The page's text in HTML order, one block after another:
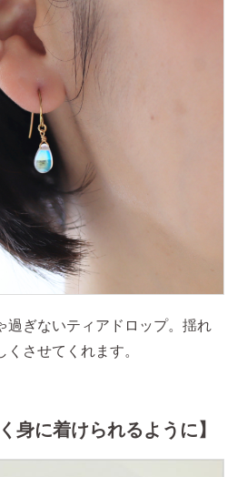
時々更新中です。
してみてください。
なでしこスタイルへ！
過ぎないティアドロップ。揺れ
させてくれます。
身に着けられるように】